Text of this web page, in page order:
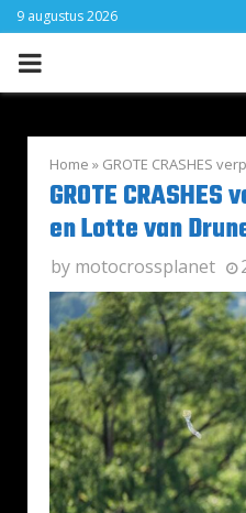
9 augustus 2026
PRIMARY
Home » GROTE CRASHES
GROTE
en Lotte van
by motocrossplanet